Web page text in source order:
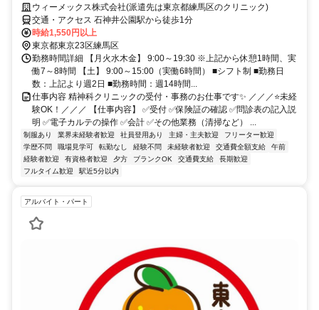
ウィーメックス株式会社(派遣先は東京都練馬区のクリニック)
交通・アクセス 石神井公園駅から徒歩1分
時給1,550円以上
東京都東京23区練馬区
勤務時間詳細 【月火水木金】 9:00～19:30 ※上記から休憩1時間、実
働7～8時間 【土】 9:00～15:00（実働6時間） ■シフト制 ■勤務日
数：上記より週2日 ■勤務時間：週14時間...
仕事内容 精神科クリニックの受付・事務のお仕事です✨ ／／／⭐未経
験OK！／／／ 【仕事内容】 ✅受付 ✅保険証の確認 ✅問診表の記入説
明 ✅電子カルテの操作 ✅会計 ✅その他業務（清掃など） ...
制服あり 業界未経験者歓迎 社員登用あり 主婦・主夫歓迎
フリーター歓迎
学歴不問
職場見学可 転勤なし 経験不問 未経験者歓迎 交通費全額支給
午前
経験者歓迎
有資格者歓迎 夕方 ブランクOK 交通費支給
長期歓迎
フルタイム歓迎
駅近5分以内
アルバイト・パート